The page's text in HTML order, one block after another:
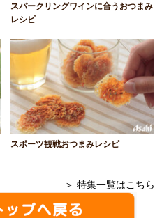
スパークリングワインに合うおつまみ
レシピ
スポーツ観戦おつまみレシピ
＞ 特集一覧はこちら